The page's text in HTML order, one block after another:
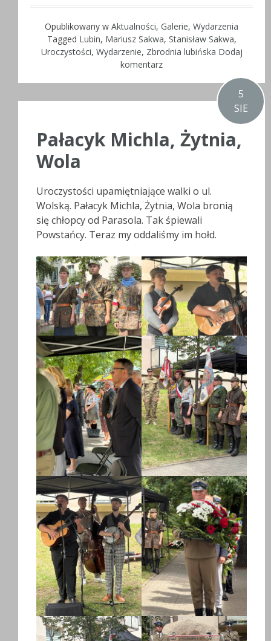
Opublikowany w Aktualności, Galerie, Wydarzenia
Tagged Lubin, Mariusz Sakwa, Stanisław Sakwa,
Uroczystości, Wydarzenie, Zbrodnia lubińska Dodaj
komentarz
5
SIE
Pałacyk Michla, Żytnia,
Wola
Uroczystości upamiętniające walki o ul.
Wolską. Pałacyk Michla, Żytnia, Wola bronią
się chłopcy od Parasola. Tak śpiewali
Powstańcy. Teraz my oddaliśmy im hołd.